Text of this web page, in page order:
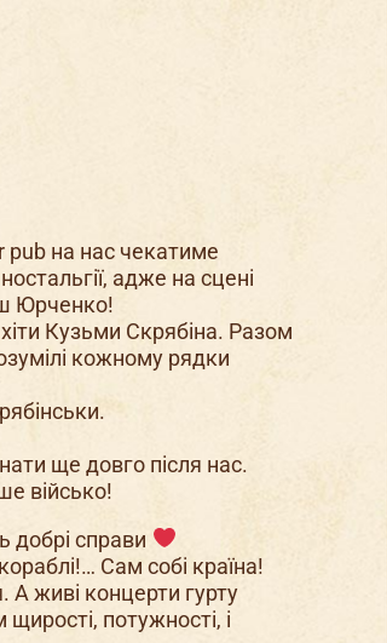
pub на нас чекатиме
адже на сцені
Юрченко!
Кузьми Скрябіна. Разом
кожному рядки
ще довго після нас.
військо!
добрі справи
Сам собі країна!
А живі концерти гурту
потужності, і